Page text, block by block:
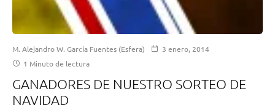
M. Alejandro W. García Fuentes (Esfera)
3 enero, 2014
1 Minuto de lectura
GANADORES DE NUESTRO SORTEO DE
NAVIDAD